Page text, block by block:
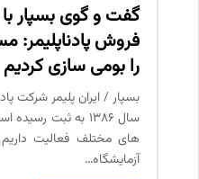
گفت و گوی بسپار با
فروش پادناپلیمر:
را بومی سازی کردیم
بسپار / ایران پلیمر شرکت
سال ۱۳۸۶ به ثبت
های مختلف فعالیت
آزمایشگاه…